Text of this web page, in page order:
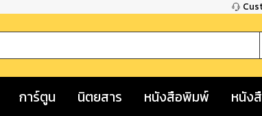
การ์ตูน นิตยสาร หนังสือพิมพ์ หนัง